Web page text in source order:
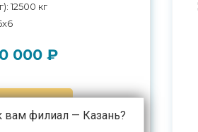
вам филиал — Казань?
12500 кг
000 ₽